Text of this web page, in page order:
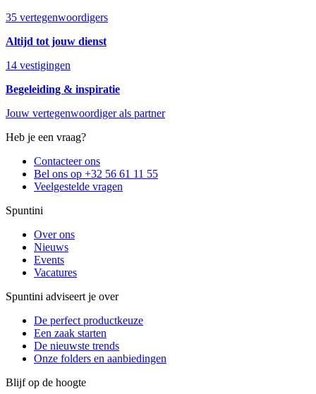
35 vertegenwoordigers
Altijd tot jouw dienst
14 vestigingen
Begeleiding & inspiratie
Jouw vertegenwoordiger als partner
Heb je een vraag?
Contacteer ons
Bel ons op +32 56 61 11 55
Veelgestelde vragen
Spuntini
Over ons
Nieuws
Events
Vacatures
Spuntini adviseert je over
De perfect productkeuze
Een zaak starten
De nieuwste trends
Onze folders en aanbiedingen
Blijf op de hoogte